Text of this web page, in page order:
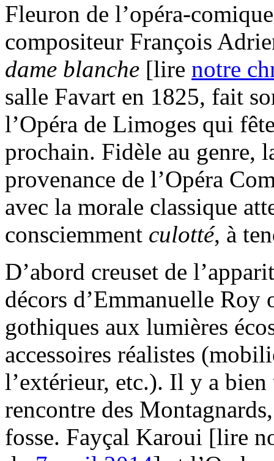
Fleuron de l’opéra-
compositeur François
dame blanche [lire notre
salle Favart en 1825, fait
l’Opéra de Limoges qui
prochain. Fidèle au genre,
provenance de l’Opéra
avec la morale classique
consciemment culotté, à
D’abord creuset de
décors d’Emmanuelle
gothiques aux lumières
accessoires réalistes
l’extérieur, etc.). Il y a bien
rencontre des
fosse. Fayçal Karoui [lire